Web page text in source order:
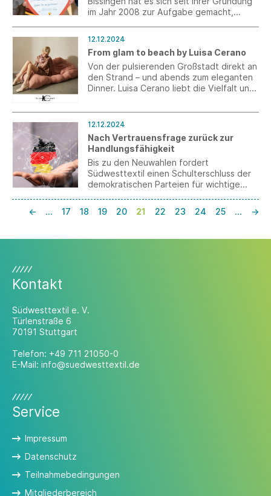
im Jahr 2008 zur Aufgabe gemacht,
Bildung zu unterstützen. Zu den
zahlreichen Stiftungsprojekten gehört
seit diesem Jahr auch der Ambulante
Kinder- und Jugendhospizdienst (KiHo)
des Hospiz Ludwigsburg.
12.12.2024
From glam to beach by Luisa Cerano
Von der pulsierenden Großstadt direkt an
den Strand – und abends zum eleganten
Dinner. Luisa Cerano liebt die Vielfalt und
positive Energie zeigt sich in der neuen
LUISA CERANO Kollektion für
Frühjahr/Sommer 2025.
12.12.2024
Nach Vertrauensfrage zurück zur
Handlungsfähigkeit
Bis zu den Neuwahlen fordert
Südwesttextil einen Schulterschluss der
demokratischen Parteien für wichtige
←
… 17 18 19 20 21 22 23 24 25 … →
Kontakt
Südwesttextil e. V.
Türlenstraße 6
70191 Stuttgart
Telefon: +49 711 21050-0
E-Mail: info@suedwesttextil.de
Service
Impressum
Datenschutz
Teilnahmebedingungen
Mitgliederbereich